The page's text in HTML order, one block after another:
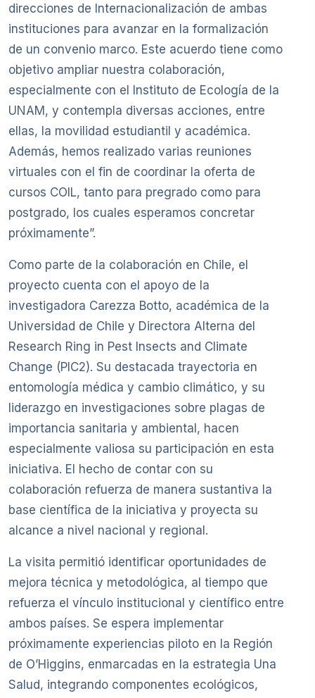
direcciones de Internacionalización de ambas
instituciones para avanzar en la formalización
de un convenio marco. Este acuerdo tiene como
objetivo ampliar nuestra colaboración,
especialmente con el Instituto de Ecología de la
UNAM, y contempla diversas acciones, entre
ellas, la movilidad estudiantil y académica.
Además, hemos realizado varias reuniones
virtuales con el fin de coordinar la oferta de
cursos COIL, tanto para pregrado como para
postgrado, los cuales esperamos concretar
próximamente”.
Como parte de la colaboración en Chile, el
proyecto cuenta con el apoyo de la
investigadora Carezza Botto, académica de la
Universidad de Chile y Directora Alterna del
Research Ring in Pest Insects and Climate
Change (PIC2). Su destacada trayectoria en
entomología médica y cambio climático, y su
liderazgo en investigaciones sobre plagas de
importancia sanitaria y ambiental, hacen
especialmente valiosa su participación en esta
iniciativa. El hecho de contar con su
colaboración refuerza de manera sustantiva la
base científica de la iniciativa y proyecta su
alcance a nivel nacional y regional.
La visita permitió identificar oportunidades de
mejora técnica y metodológica, al tiempo que
refuerza el vínculo institucional y científico entre
ambos países. Se espera implementar
próximamente experiencias piloto en la Región
de O’Higgins, enmarcadas en la estrategia Una
Salud, integrando componentes ecológicos,